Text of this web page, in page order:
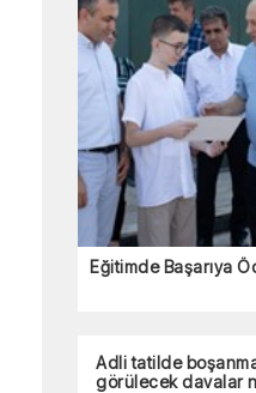
Eğitimde Başarıya
Adli tatilde
görülecek davalar